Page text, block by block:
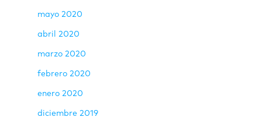
mayo 2020
abril 2020
marzo 2020
febrero 2020
enero 2020
diciembre 2019